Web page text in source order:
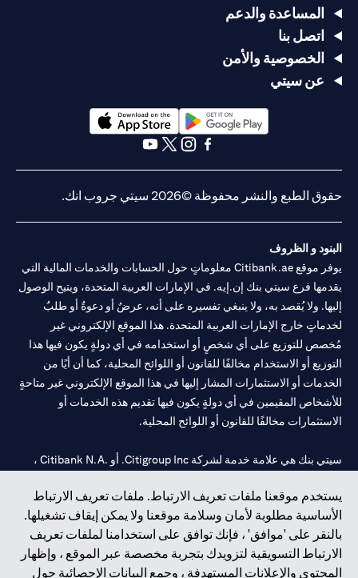
يستخدم موقعنا ملفات تعريف الارتباط. ملفات تعريف الارتباط
الأساسية مطلوبة لأمان وسلامة موقعنا ولا يمكن إيقاف تشغيلها.
بالنقر على 'موافق' ، فإنك توافق على استخدامنا لملفات تعريف
الارتباط التسويقية لتزويدك بتجربة مخصصة عبر الموقع ، وإظهار
المحتوى والإعلانات المستهدفة ، وجمع البيانات الإحصائية حول
المساعدة والدعم
اتصل بنا
الخصوصية والأمن
عن سيتي
opens in a new tab
opens in a new tab
حقوق الطبع والنشر محفوظة ©2026 سيتي جروب انك.
البنود و الظروف
يوفر موقع Citibank.ae معلوماتٍ حول الحسابات والخدمات المالية التي
يقدمها فرع سيتي بنك إن.إيه. في الإمارات العربية المتحدة، ويتيح الوصول
إليها. ولا يُقصد به، ولا ينبغي تفسيره على أنه، عرضٌ أو دعوةٌ أو طلبٌ
لخدماتٍ خارج الإمارات العربية المتحدة. هذا الموقع الإلكتروني غير
مُخصص للتوزيع على أي شخصٍ أو استخدامه في أي دولةٍ يكون فيها هذا
التوزيع أو الاستخدام مخالفًا للقانون أو اللوائح المحلية، كما أن أيًا من
الخدمات أو الاستثمارات المشار إليها في هذا الموقع الإلكتروني غير متاحةٍ
للأشخاص المقيمين في أي دولةٍ يكون فيها تقديم هذه الخدمات أو
الاستثمارات مخالفًا للقانون أو اللوائح المحلية.
سيتي بنك هي علامة خدمة لشركة Citigroup Inc. أو .Citibank N.A ،
سيتي بنك إن. إيه. الإمارات مسجل لدى مصرف الإمارات المركزي تحت
أرقام التراخيص 202563 لفرع الوصل في دبي، 531989 لفرع مول
الإمارات في دبي، و CN-1002019 لفرع أبوظبي. هاتف: 4000 311 04.
فرع سيتي بنك إن إيه - الإمارات العربية المتحدة مرخص من مصرف